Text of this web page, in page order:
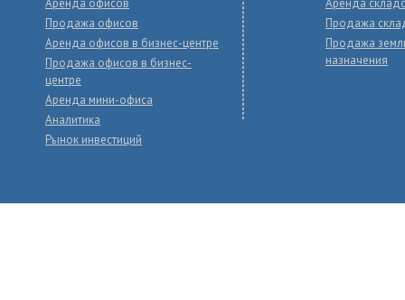
Аренда офисов
Продажа офисов
Аренда офисов в бизнес-центре
Продажа офисов в бизнес-
центре
Аренда мини-офиса
Аналитика
Рынок инвестиций
Аренда
Продажа
Продажа
назначения